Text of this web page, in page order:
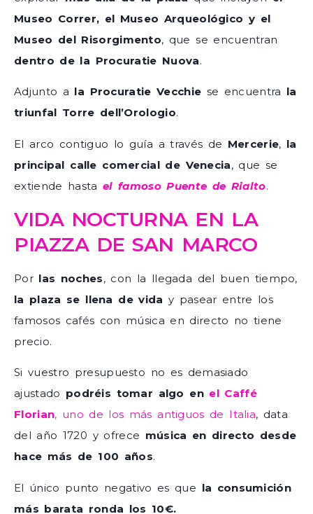
Museo Correr, el Museo Arqueológico y el
Museo del Risorgimento, que se encuentran
dentro de la Procuratie Nuova.
Adjunto a la Procuratie Vecchie se encuentra la
triunfal Torre dell’Orologio.
El arco contiguo lo guía a través de Mercerie, la
principal calle comercial de Venecia, que se
extiende hasta el famoso Puente de Rialto.
VIDA NOCTURNA EN LA
PIAZZA DE SAN MARCO
Por las noches, con la llegada del buen tiempo,
la plaza se llena de vida y pasear entre los
famosos cafés con música en directo no tiene
precio.
Si vuestro presupuesto no es demasiado
ajustado podréis tomar algo en el Caffé
Florian, uno de los más antiguos de Italia, data
del año 1720 y ofrece música en directo desde
hace más de 100 años.
El único punto negativo es que la consumición
más barata ronda los 10€.